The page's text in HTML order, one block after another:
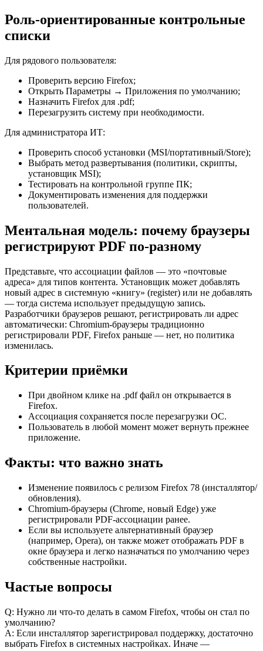
Роль‑ориентированные контрольные
списки
Для рядового пользователя:
Проверить версию Firefox;
Открыть Параметры → Приложения по умолчанию;
Назначить Firefox для .pdf;
Перезагрузить систему при необходимости.
Для администратора ИТ:
Проверить способ установки (MSI/портативный/Store);
Выбрать метод развертывания (политики, скрипты,
установщик MSI);
Тестировать на контрольной группе ПК;
Документировать изменения для поддержки
пользователей.
Ментальная модель: почему браузеры
регистрируют PDF по‑разному
Представьте, что ассоциации файлов — это «почтовые
адреса» для типов контента. Установщик может добавлять
новый адрес в системную «книгу» (register) или не добавлять
— тогда система использует предыдущую запись.
Разработчики браузеров решают, регистрировать ли адрес
автоматически: Chromium-браузеры традиционно
регистрировали PDF, Firefox раньше — нет, но политика
изменилась.
Критерии приёмки
При двойном клике на .pdf файл он открывается в
Firefox.
Ассоциация сохраняется после перезагрузки ОС.
Пользователь в любой момент может вернуть прежнее
приложение.
Факты: что важно знать
Изменение появилось с релизом Firefox 78 (инсталлятор/
обновления).
Chromium-браузеры (Chrome, новый Edge) уже
регистрировали PDF‑ассоциации ранее.
Если вы используете альтернативный браузер
(например, Opera), он также может отображать PDF в
окне браузера и легко назначаться по умолчанию через
собственные настройки.
Частые вопросы
Q: Нужно ли что‑то делать в самом Firefox, чтобы он стал по
умолчанию?
A: Если инсталлятор зарегистрировал поддержку, достаточно
выбрать Firefox в системных настройках. Иначе —